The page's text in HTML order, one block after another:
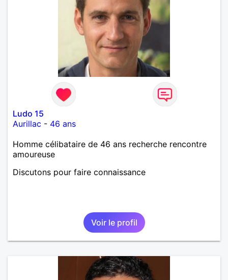
Ludo 15
Aurillac - 46 ans
Homme célibataire de 46 ans recherche rencontre
amoureuse
Discutons pour faire connaissance
Voir le profil